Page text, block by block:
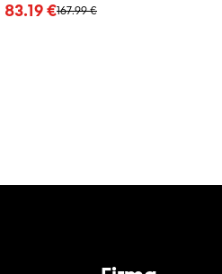
167.99 €
83.19 €